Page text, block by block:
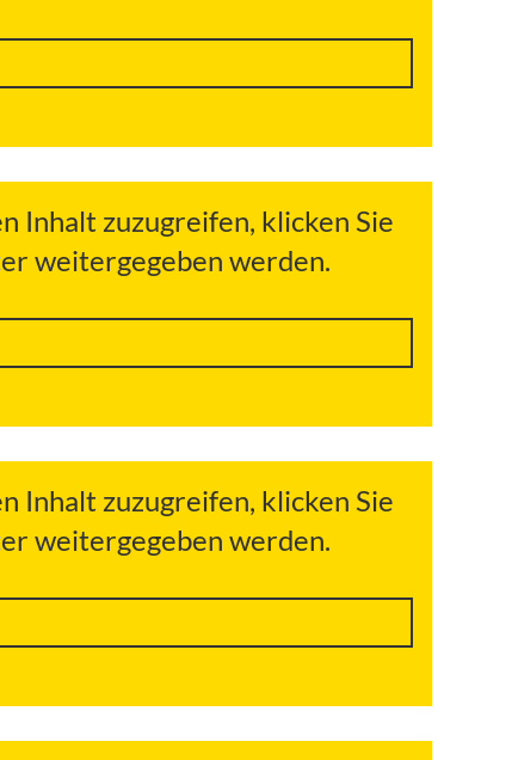
Inhalt zuzugreifen, klicken Sie
weitergegeben werden.
Inhalt zuzugreifen, klicken Sie
weitergegeben werden.